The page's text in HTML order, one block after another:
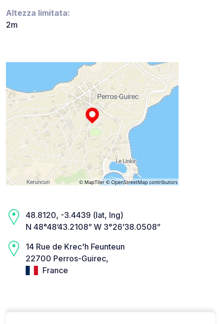
Altezza limitata:
2m
48.8120, -3.4439 (lat, lng)
N 48°48’43.2108” W 3°26’38.0508”
14 Rue de Krec'h Feunteun
22700 Perros-Guirec,
France